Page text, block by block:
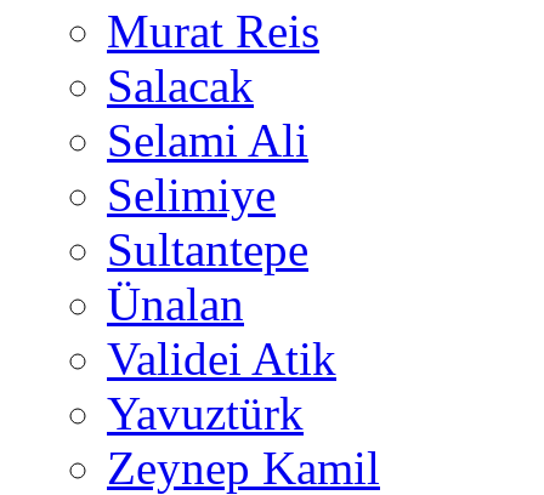
Murat Reis
Salacak
Selami Ali
Selimiye
Sultantepe
Ünalan
Validei Atik
Yavuztürk
Zeynep Kamil